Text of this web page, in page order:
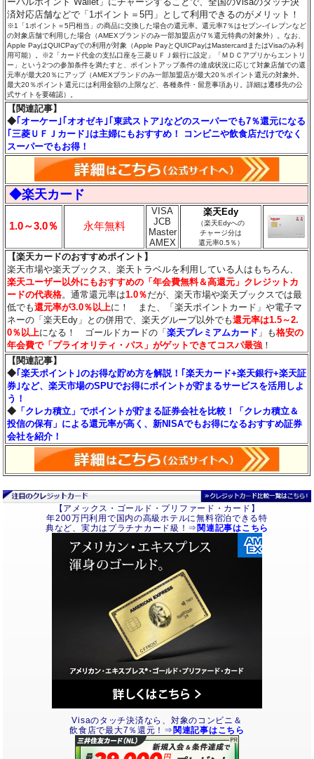
済対応店舗などで「1ポイント＝5円」として利用できるのがメリット！
※1「1ポイント＝5円相当」の商品に交換した場合の還元率。還元率7％はセブン‐イレブンなど
の対象店舗で利用した場合（AMEXブランドのみ一部加盟店が7％還元特典の対象外）。なお、
Apple PayはQUICPayでの利用が対象（Apple PayとQUICPayはMastercardまたはVisaのみ利
用可能）。※2「カード代金の支払口座を三菱ＵＦＪ銀行に設定」「ＭＤＣアプリからエントリ
ー」という2つの参加条件を満たすと、ポイントアップ条件の達成状況に応じて対象店舗での還
元率が最大20％にアップ（AMEXブランドのみ一部加盟店が最大20％ポイント還元の対象外。
最大20％ポイント還元には利用金額の上限など、各種条件・留意事項あり。詳細は遷移先の公
式サイトを要確認）。
【関連記事】
◆ ｢オーケー｣｢オオゼキ｣｢東武ストア｣などのスーパーでも7％還元になる
｢三菱ＵＦＪカード｣は主婦にもおすすめ！ コンビニや飲食店だけでなく
スーパーでもお得！
◆楽天カード
1.0～3.0％ 永年無料
VISA
JCB
Master
AMEX
楽天Edy
（楽天Edyへの
チャージ分は
還元率0.5％）
【楽天カードのおすすめポイント】
楽天市場や楽天ブックス、楽天トラベルを利用している人はもちろん、
楽天ユーザー以外にもおすすめの「年会費無料＆高還元」クレジットカ
ードの代表格。通常還元率は1.0％だが、楽天市場や楽天ブックスでは最
低でも還元率が3.0％ 以上に！ また、「楽天ポイントカード」や電子マ
ネーの「楽天Edy」との併用で、楽天グループ以外でも還元率は1.5～2.
0％以上になる！ ゴールドカードの「楽天プレミアムカード 」も格安の
年会費で「プライオリティ・パス」がゲットできてコスパ最強 ！
【関連記事】
◆ ｢楽天ポイント｣のお得な貯め方を解説！｢楽天カード+楽天銀行+楽天証
券｣など、楽天市場のSPUでお得にポイントが貯まるサービスを活用しよ
う！
◆ 「クレカ積立」でポイントが貯まる証券会社を比較！「クレカ積立＆
投信の保有」による還元率が高く、新NISAでもお得になるおすすめ証券
会社を紹介！
【アメックス・ゴールド・プリファード・カード】
年200万円利用で国内の高級ホテルに無料宿泊できる特
典など、実力はプラチナカード級！⇒ 関連記事はこちら
Visaのタッチ決済なら、対象のコンビニ＆
飲食店で最大7％還元！⇒ 関連記事はこちら